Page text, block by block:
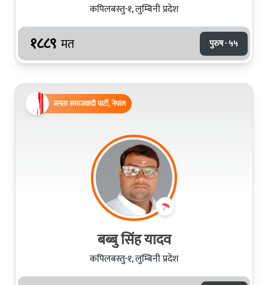
कपिलबस्तु-१, लुम्बिनी प्रदेश
१८८९ मत पुरुष · ५५
जनता समाजवादी पार्टी, नेपाल
बब्बु सिंह यादव
कपिलबस्तु-१, लुम्बिनी प्रदेश